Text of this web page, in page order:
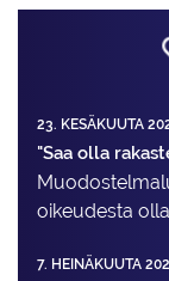
23. KESÄKUUTA
"Saa olla
oikeudesta
7. HEINÄKUUTA